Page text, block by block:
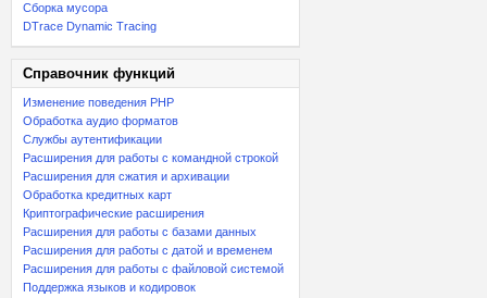
Сборка мусора
DTrace Dynamic Tracing
Справочник функций
Изменение поведения PHP
Обработка аудио форматов
Службы аутентификации
Расширения для работы с командной строкой
Расширения для сжатия и архивации
Обработка кредитных карт
Криптографические расширения
Расширения для работы с базами данных
Расширения для работы с датой и временем
Расширения для работы с файловой системой
Поддержка языков и кодировок